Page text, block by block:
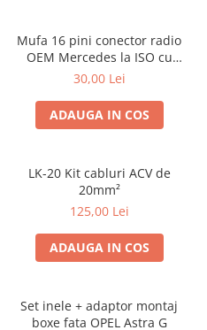
Mufa 16 pini conector radio
OEM Mercedes la ISO cu
sistem Audio 10
30,00 Lei
ADAUGA IN COS
LK-20 Kit cabluri ACV de
20mm²
125,00 Lei
ADAUGA IN COS
Set inele + adaptor montaj
boxe fata OPEL Astra G